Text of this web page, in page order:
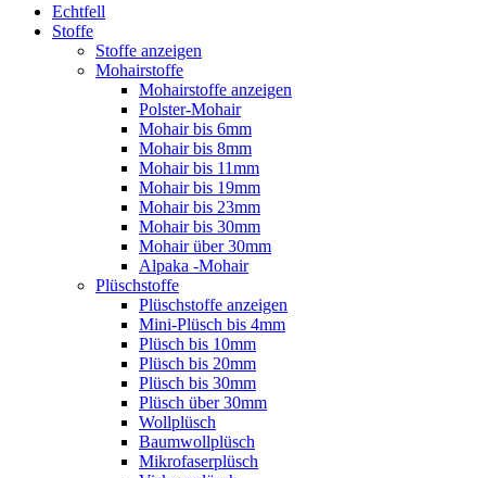
Echtfell
Stoffe
Stoffe anzeigen
Mohairstoffe
Mohairstoffe anzeigen
Polster-Mohair
Mohair bis 6mm
Mohair bis 8mm
Mohair bis 11mm
Mohair bis 19mm
Mohair bis 23mm
Mohair bis 30mm
Mohair über 30mm
Alpaka -Mohair
Plüschstoffe
Plüschstoffe anzeigen
Mini-Plüsch bis 4mm
Plüsch bis 10mm
Plüsch bis 20mm
Plüsch bis 30mm
Plüsch über 30mm
Wollplüsch
Baumwollplüsch
Mikrofaserplüsch